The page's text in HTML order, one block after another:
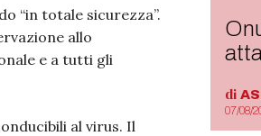
“in totale sicurezza”.
allo
e a tutti gli
al virus. Il
di
07/08/